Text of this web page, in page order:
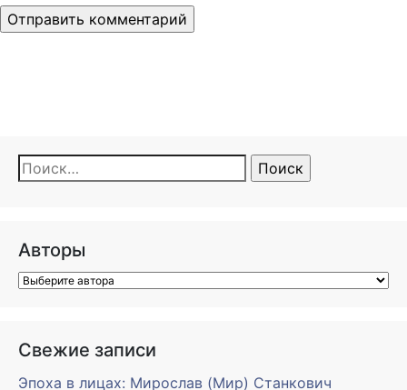
Найти:
Авторы
Свежие записи
Эпоха в лицах: Мирослав (Мир) Станкович